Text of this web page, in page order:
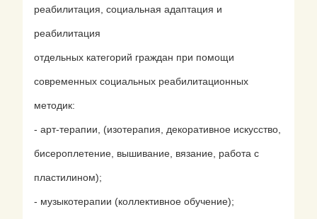
Наши награды
Контакты
Порталы исполнительных
органов государственной
власти КБР
Договор офферты
Условия оплаты
реабилитация, социальная адаптация и
реабилитация
отдельных категорий граждан при помощи
современных социальных реабилитационных
методик:
- арт-терапии, (изотерапия, декоративное искусство,
бисероплетение, вышивание, вязание, работа с
пластилином);
- музыкотерапии (коллективное обучение);